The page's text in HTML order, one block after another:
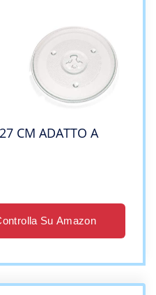
CM ADATTO A
Su Amazon